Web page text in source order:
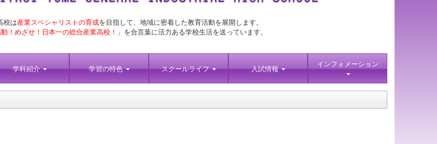
校は産業スペシャリストの育成を目指して、地域に密着した教育活動を展開します。
！めざせ！日本一の総合産業高校！ 」を合言葉に活力ある学校生活を送っています。
学科紹介 学習の特色 スクールライフ 入試情報 インフォメーション